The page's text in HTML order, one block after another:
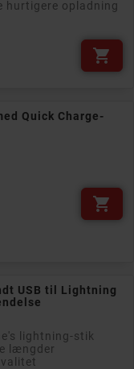
hurtigere opladning

Quick Charge-

USB til Lightning
lightning-stik
længder